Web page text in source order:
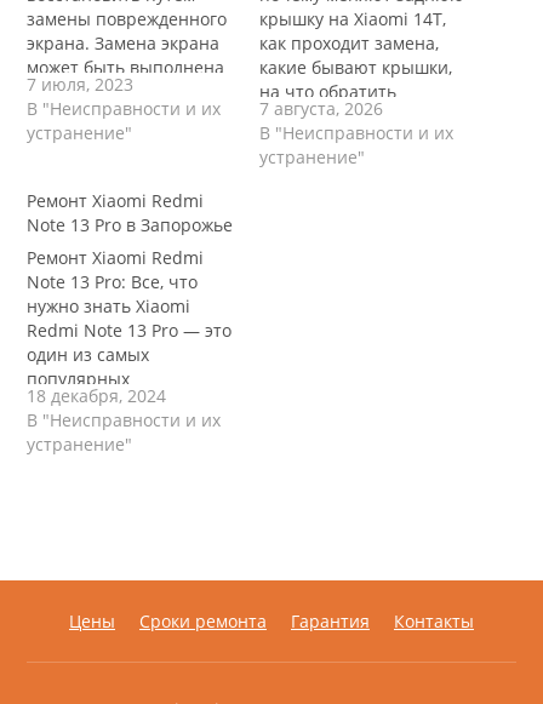
замены поврежденного
экрана. Замена экрана
может быть выполнена
в сервисном центре
производителя, в
сервисном центре или у
ремонту мобильных
устройств.
Восстановление экрана
обычно включает
следующие шаги:
Диагностика
повреждений:
Специалисты проведут
диагностику вашего
телефона, чтобы
определить степень
повреждения и
7 июля, 2023
В "Неисправности и их
устранение"
крышку на Xiaomi 14T,
как проходит замена,
какие бывают крышки,
на что обратить
внимание при выборе
запчасти и что стоит
знать перед визитом в
7 августа, 2026
В "Неисправности и их
устранение"
Ремонт Xiaomi Redmi
Note 13 Pro в Запорожье
Ремонт Xiaomi Redmi
Note 13 Pro: Все, что
нужно знать Xiaomi
Redmi Note 13 Pro — это
один из самых
популярных
смартфонов, который
сочетает в себе
высокую
столкнуться с
требующими ремонта.
18 декабря, 2024
В "Неисправности и их
устранение"
Цены Сроки ремонта Гарантия Контакты